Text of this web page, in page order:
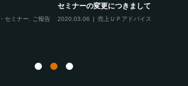
セミナー ご報告
セミナーの変更につきまして
2020.03.06 売上ＵＰアドバイス